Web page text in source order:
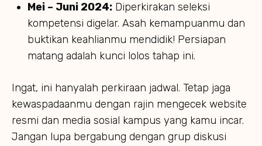
Mei – Juni 2024: Diperkirakan seleksi
kompetensi digelar. Asah kemampuanmu dan
buktikan keahlianmu mendidik! Persiapan
matang adalah kunci lolos tahap ini.
Ingat, ini hanyalah perkiraan jadwal. Tetap jaga
kewaspadaanmu dengan rajin mengecek website
resmi dan media sosial kampus yang kamu incar.
Jangan lupa bergabung dengan grup diskusi